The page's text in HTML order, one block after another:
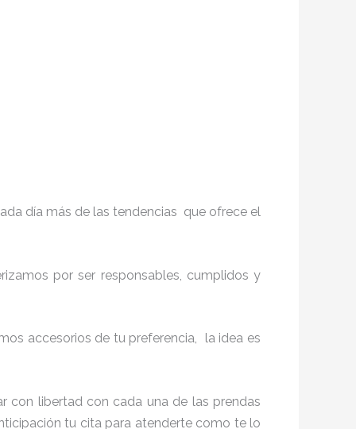
día más de las tendencias que ofrece el
por ser responsables, cumplidos y
accesorios de tu preferencia, la idea es
con libertad con cada una de las prendas
tu cita para atenderte como te lo